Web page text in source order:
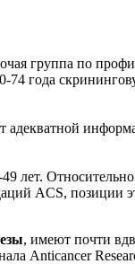
группа по
74 года
адекватной
лет.
ACS, позиции
, имеют почти
Anticancer